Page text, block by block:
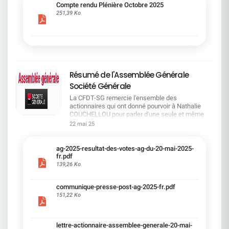
cadre du dialogue social.Bonne lecture !
Compte rendu Plénière Octobre 2025
251,39 Ko
Résumé de l'Assemblée Générale
Société Générale
La CFDT-SG remercie l'ensemble des
actionnaires qui ont donné pourvoir à Nathalie
COUCHELLOU pour parler d'une seule et même
voix.L'assemblée Générale s'est ouverte avec 4
souligné la forte amélioration en 2024 de tous les
facteurs financiers et le premier trimestre 2025
encourageant.Le Directeur Général, Slawomir
solide. Etre une banque simple et intégrée. Etre
une banque efficace. Etre une banque rentable. Le
22 mai 25
ag-2025-resultat-des-votes-ag-du-20-mai-2025-
fr.pdf
139,26 Ko
communique-presse-post-ag-2025-fr.pdf
151,22 Ko
lettre-actionnaire-assemblee-generale-20-mai-